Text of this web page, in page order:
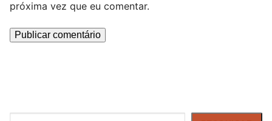
próxima vez que eu comentar.